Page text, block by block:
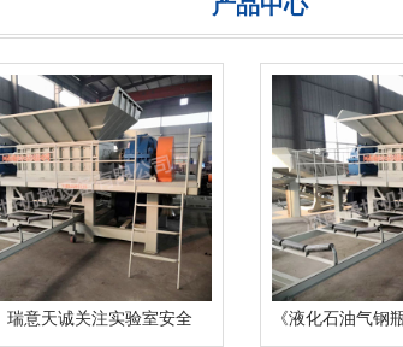
产品中心
意天诚关注实验室安全